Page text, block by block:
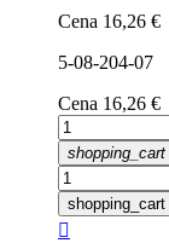
Cena 16,26 €
5-08-204-07
Cena 16,26 €
shopping_cart
shopping_cart
